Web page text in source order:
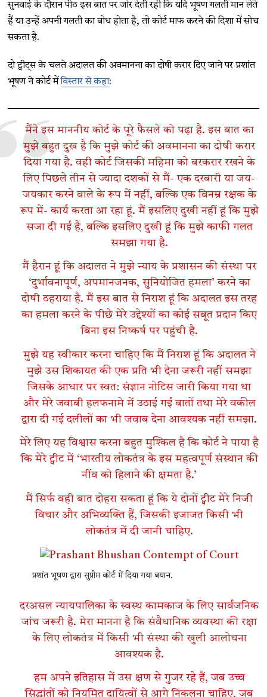
सुनवाई के दौरान पीठ इस बात पर जोर देती रही कि यदि भूषण गलती मान लेते
हैं या उन्हें अपनी गलती का बोध होता है, तो कोर्ट माफ करने की दिशा में सोच
सकता है.
दो ट्वीट्स के चलते अदालत की अवमानना का दोषी करार दिए जाने पर प्रशांत
भूषण ने कोर्ट मेंविस्तार से कहा:
मैंने इस माननीय कोर्ट के पूरे फैसले को पढ़ा है. इस बात का
मुझे बहुत दुख है कि मुझे कोर्ट की अवमानना का दोषी करार
दिया गया है. वही कोर्ट जिसकी महिमा को बरकरार रखने के
लिए पिछले तीन से ज्यादा दशकों से मैं- एक दरबारी या जय-
जयकार करने वाले के रूप में नहीं, बल्कि एक विनम्र रक्षक के
रूप में- कार्य करता आ रहा हूं. मैं इसलिए दुखी नहीं हूं कि मुझे
सजा दी गई है, बल्कि इसलिए दुखी हूं कि मुझे काफी गलत
समझा गया है.
मैं हैरान हूं कि अदालत ने मुझे न्याय के प्रशासन की संस्था पर
‘दुर्भावनापूर्ण, अपमानजनक, सुनियोजित हमला’ करने का
दोषी ठहराया है. मैं इस बात से निराश हूं कि अदालत इस तरह
का हमला करने के पीछे मेरे उद्देश्यों का कोई सबूत प्रदान किए
बिना इस निष्कर्ष पर पहुंची है.
मुझे यह स्वीकार करना चाहिए कि मैं निराश हूं कि अदालत ने
मुझे उस शिकायत की एक प्रति भी देना जरूरी नहीं समझा
जिसके आधार पर स्वत: संज्ञान नोटिस जारी किया गया था
और मेरे जवाबी हलफनामे में उठाई गईं बातों तथा मेरे वकील
द्वारा दी गई दलीलों का भी जवाब देना आवश्यक नहीं समझा.
मेरे लिए यह विश्वास करना बहुत मुश्किल है कि कोर्ट ने पाया है
कि मेरे ट्वीट में ‘भारतीय लोकतंत्र के इस महत्वपूर्ण संस्थान की
नींव को हिलाने की क्षमता है.’
मैं सिर्फ वही बात दोहरा सकता हूं कि ये दोनों ट्वीट मेरे निजी
विचार और अभिव्यक्ति हैं, जिसकी इजाजत किसी भी
लोकतंत्र में दी जानी चाहिए.
प्रशांत भूषण द्वारा सुप्रीम कोर्ट में दिया गया बयान.
दरअसल न्यायपालिका के स्वस्थ कामकाज के लिए सार्वजनिक
जांच जरूरी है. मेरा मानना है कि संवैधानिक व्यवस्था की रक्षा
के लिए लोकतंत्र में किसी भी संस्था की खुली आलोचना
आवश्यक है.
हम अपने इतिहास में उस क्षण से गुजर रहे हैं, जब उच्च
सिद्धांतों को नियमित दायित्वों से आगे निकलना चाहिए, जब